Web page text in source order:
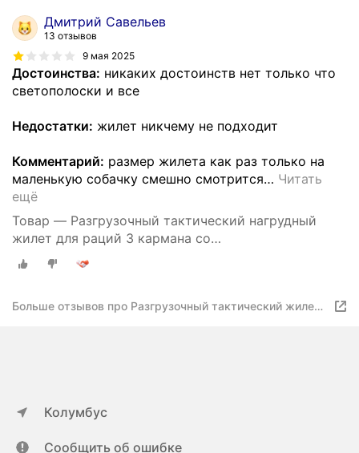
Дмитрий Савельев
13 отзывов
9 мая 2025
Достоинства: никаких достоинств нет только что
светополоски и все
Недостатки: жилет никчему не подходит
Комментарий: размер жилета как раз только на
маленькую собачку смешно смотрится… Читать
ещё
Товар — Разгрузочный тактический нагрудный
жилет для раций 3 кармана со
световозвращающими лентами
Больше отзывов про Разгрузочный тактический жилет
Колумбус
Сообщить об ошибке